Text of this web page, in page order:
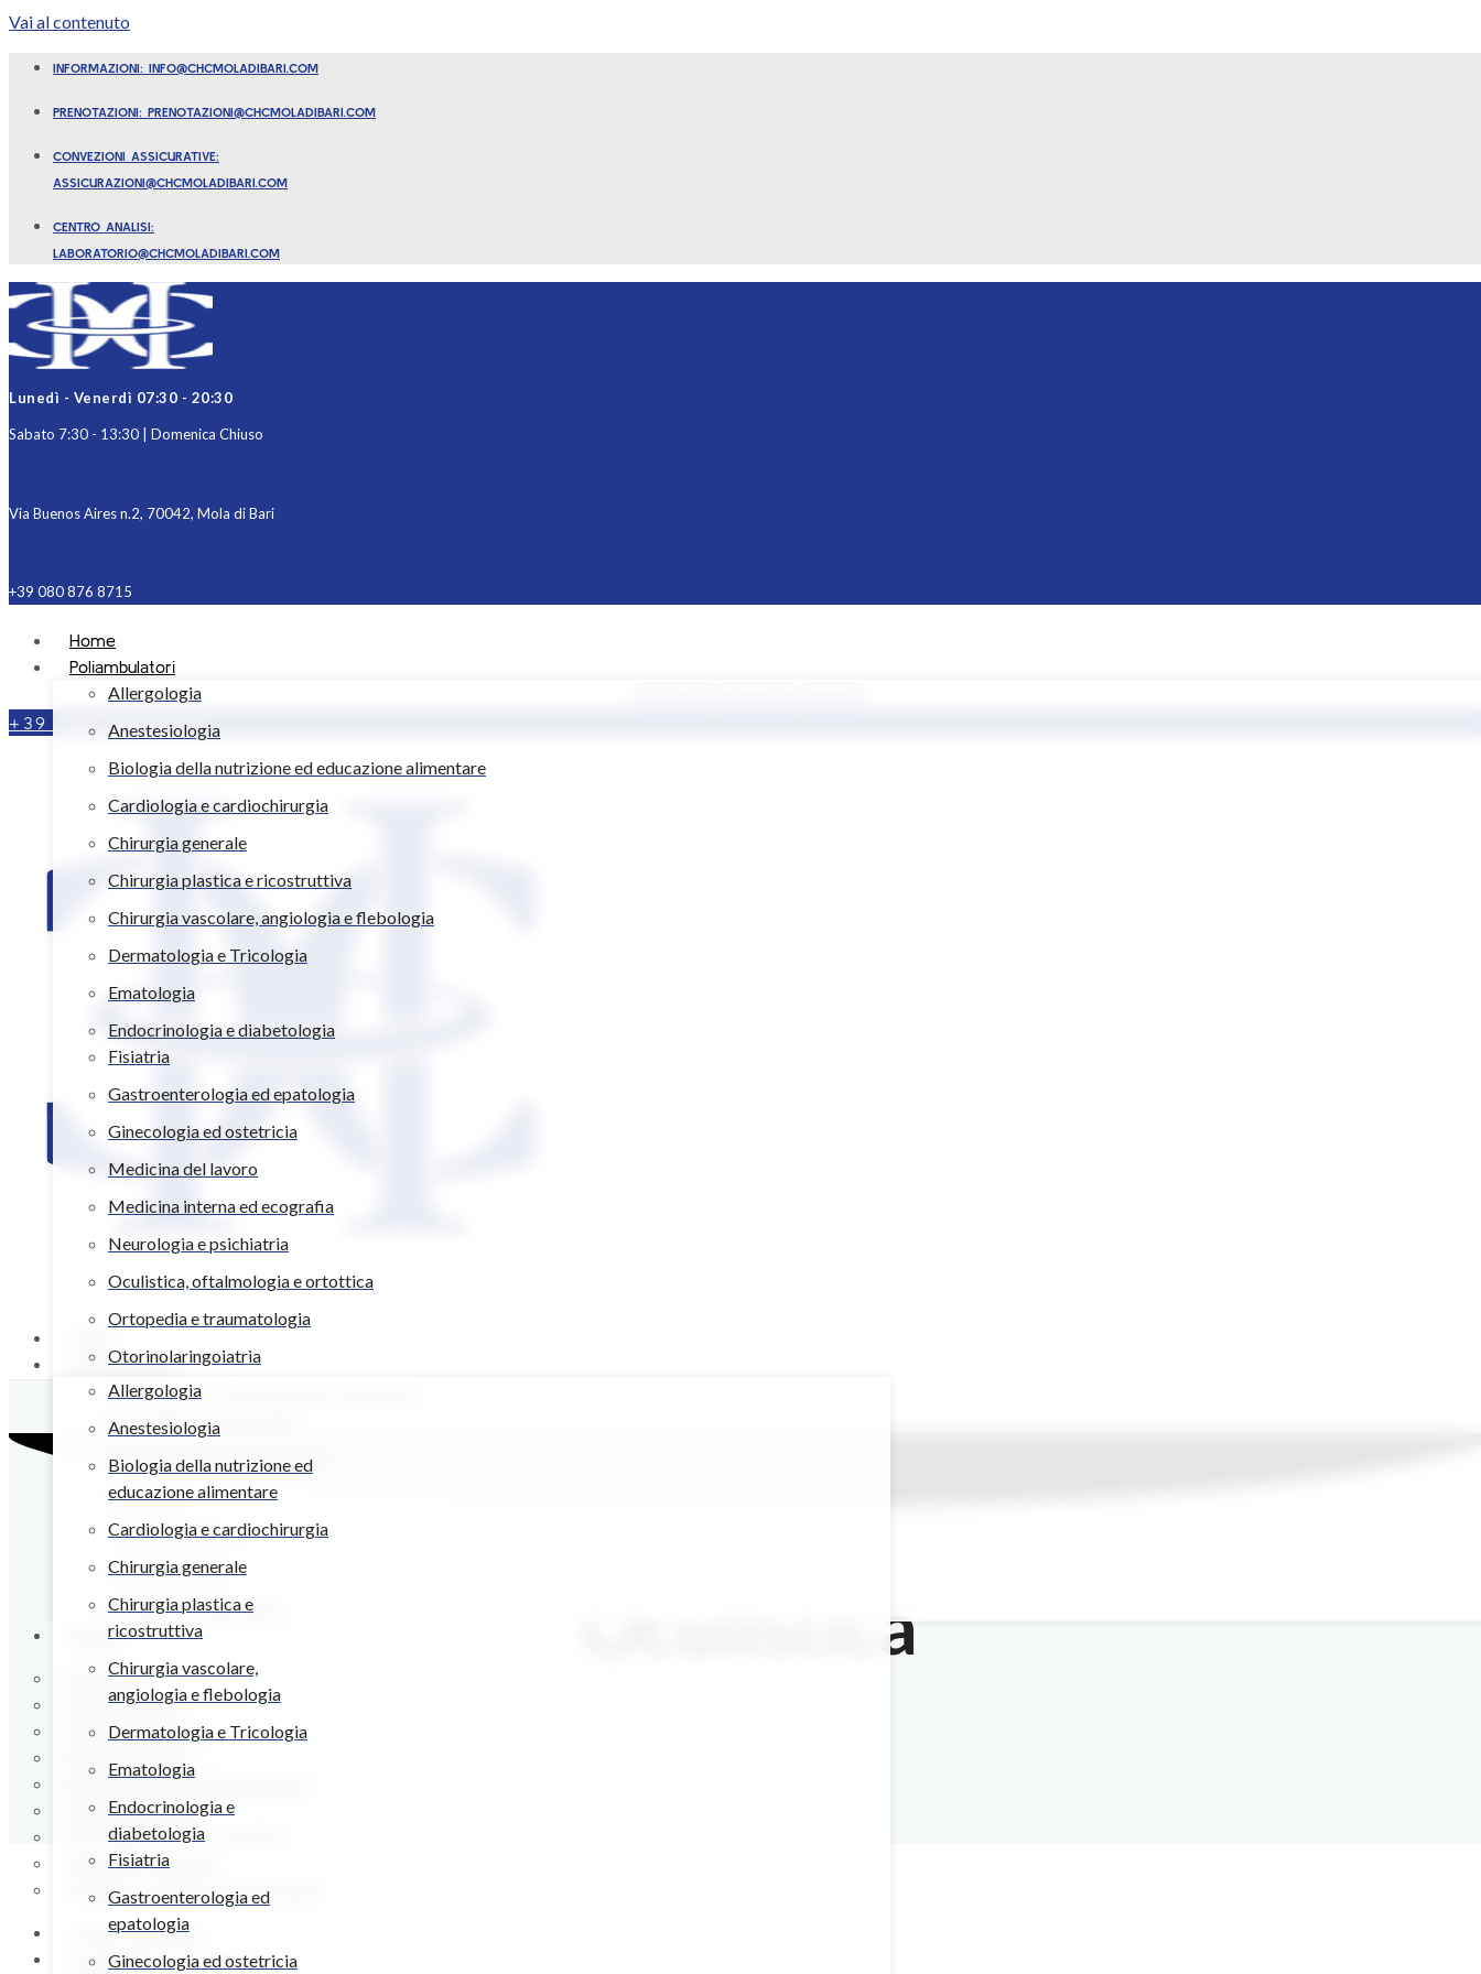
Vai al contenuto
INFORMAZIONI: INFO@CHCMOLADIBARI.COM
PRENOTAZIONI: PRENOTAZIONI@CHCMOLADIBARI.COM
CONVEZIONI ASSICURATIVE:
ASSICURAZIONI@CHCMOLADIBARI.COM
CENTRO ANALISI:
LABORATORIO@CHCMOLADIBARI.COM
Lunedì - Venerdì 07:30 - 20:30
Sabato 7:30 - 13:30 | Domenica Chiuso
Via Buenos Aires n.2, 70042, Mola di Bari
+39 080 876 8715
Home
Poliambulatori
Allergologia
Anestesiologia
Biologia della nutrizione ed educazione alimentare
Cardiologia e cardiochirurgia
Chirurgia generale
Chirurgia plastica e ricostruttiva
Chirurgia vascolare, angiologia e flebologia
Dermatologia e Tricologia
Ematologia
Endocrinologia e diabetologia
Fisiatria
Gastroenterologia ed epatologia
Ginecologia ed ostetricia
Medicina del lavoro
Medicina interna ed ecografia
Neurologia e psichiatria
Oculistica, oftalmologia e ortottica
Ortopedia e traumatologia
Otorinolaringoiatria
Pneumologia e fisiopatologia respiratoria
Psicologia e psicoterapia
Reumatologia e immunologia
Senologia
Terapia del dolore
Ultrasonografia
Urologia ed andrologia
Servizi
Laser CO2
TAC Total Body
Laboratorio analisi
Riabilitazione e fisiokinesiterapia
Esami endoscopici
Audiologia e protesi acustiche
Ambulatori chirurgici
Oculistica, oftalmologia e ortottica
I nostri specialisti
Convenzioni assicurative
+39 080 876 4511
Poliambulatori
Allergologia
Anestesiologia
Biologia della nutrizione ed
educazione alimentare
Cardiologia e cardiochirurgia
Chirurgia generale
Chirurgia plastica e
ricostruttiva
Chirurgia vascolare,
angiologia e flebologia
Dermatologia e Tricologia
Ematologia
Endocrinologia e
diabetologia
Fisiatria
Gastroenterologia ed
epatologia
Ginecologia ed ostetricia
Oculistica